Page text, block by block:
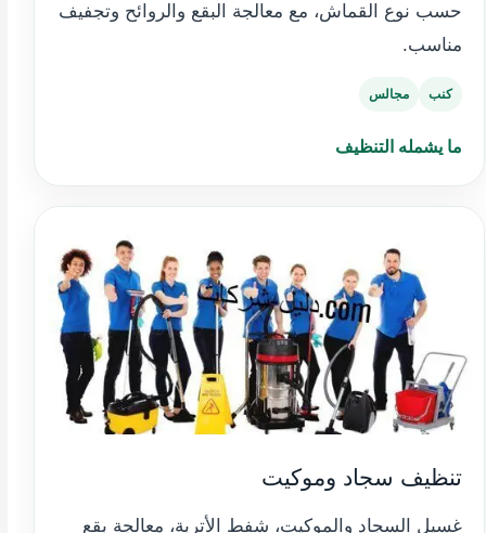
حسب نوع القماش، مع معالجة البقع والروائح وتجفيف
مناسب.
كنب مجالس
ما يشمله التنظيف
تنظيف سجاد وموكيت
غسيل السجاد والموكيت، شفط الأتربة، معالجة بقع